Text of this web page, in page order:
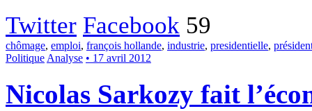
Twitter Facebook 59
chômage, emploi, françois hollande, industrie, presidentielle,
PolitiqueAnalyse • 17 avril 2012
Nicolas Sarkozy fait